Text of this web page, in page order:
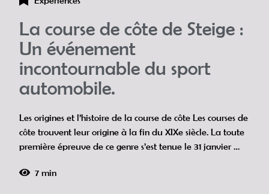
La course de côte de Steige :
Un événement
incontournable du sport
automobile.
Les origines et l’histoire de la course de côte Les courses de
côte trouvent leur origine à la fin du XIXe siècle. La toute
première épreuve de ce genre s’est tenue le 31 janvier …
7 min